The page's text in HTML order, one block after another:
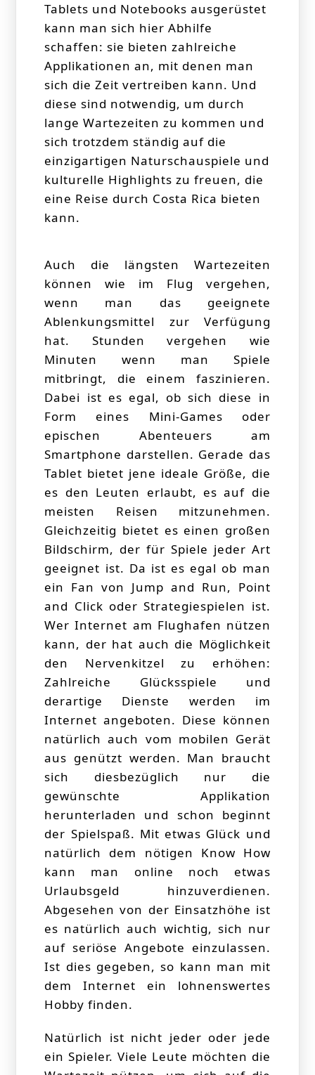
Tablets und Notebooks ausgerüstet
kann man sich hier Abhilfe
schaffen: sie bieten zahlreiche
Applikationen an, mit denen man
sich die Zeit vertreiben kann. Und
diese sind notwendig, um durch
lange Wartezeiten zu kommen und
sich trotzdem ständig auf die
einzigartigen Naturschauspiele und
kulturelle Highlights zu freuen, die
eine Reise durch Costa Rica bieten
kann.
Auch die längsten Wartezeiten
können wie im Flug vergehen,
wenn man das geeignete
Ablenkungsmittel zur Verfügung
hat. Stunden vergehen wie
Minuten wenn man Spiele
mitbringt, die einem faszinieren.
Dabei ist es egal, ob sich diese in
Form eines Mini-Games oder
epischen Abenteuers am
Smartphone darstellen. Gerade das
Tablet bietet jene ideale Größe, die
es den Leuten erlaubt, es auf die
meisten Reisen mitzunehmen.
Gleichzeitig bietet es einen großen
Bildschirm, der für Spiele jeder Art
geeignet ist. Da ist es egal ob man
ein Fan von Jump and Run, Point
and Click oder Strategiespielen ist.
Wer Internet am Flughafen nützen
kann, der hat auch die Möglichkeit
den Nervenkitzel zu erhöhen:
Zahlreiche Glücksspiele und
derartige Dienste werden im
Internet angeboten. Diese können
natürlich auch vom mobilen Gerät
aus genützt werden. Man braucht
sich diesbezüglich nur die
gewünschte Applikation
herunterladen und schon beginnt
der Spielspaß. Mit etwas Glück und
natürlich dem nötigen Know How
kann man online noch etwas
Urlaubsgeld hinzuverdienen.
Abgesehen von der Einsatzhöhe ist
es natürlich auch wichtig, sich nur
auf seriöse Angebote einzulassen.
Ist dies gegeben, so kann man mit
dem Internet ein lohnenswertes
Hobby finden.
Natürlich ist nicht jeder oder jede
ein Spieler. Viele Leute möchten die